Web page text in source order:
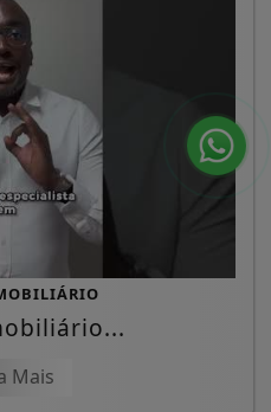
Mais